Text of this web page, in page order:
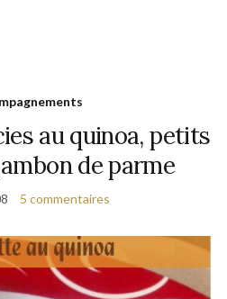
au quinoa, petits
de parme
5 commentaires